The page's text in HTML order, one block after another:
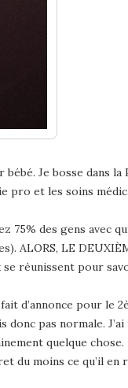
Je bosse dans la
pro et les soins
75% des gens avec
ALORS, LE
se réunissent pour
d’annonce pour le
donc pas normale. J’ai
quelque chose.
du moins ce qu’il en